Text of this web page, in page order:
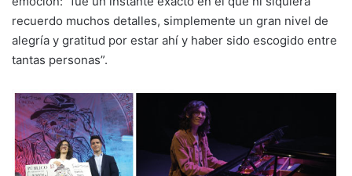
recuerdo muchos detalles, simplemente un gran nivel de
alegría y gratitud por estar ahí y haber sido escogido entre
tantas personas”.